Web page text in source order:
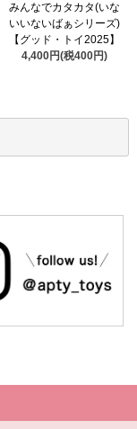
みんなでカタカタ(いな
いいないばぁシリーズ)
【グッド・トイ2025】
4,400円(税400円)